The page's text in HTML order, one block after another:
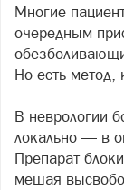
Многие
очередным
Но есть метод,
В неврологии
локально — в
Препарат
мешая